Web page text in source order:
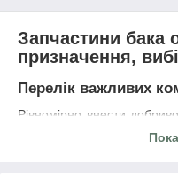
Запчастини бака
призначення,
Перелік важливих
Рівномірно внести
шкідливими комахами і